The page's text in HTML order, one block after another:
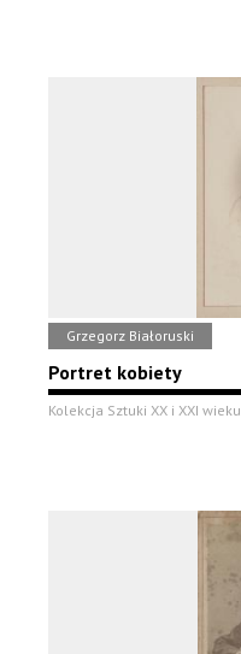
Grzegorz Białoruski
Portret kobiety
Kolekcja Sztuki XX i XXI wieku